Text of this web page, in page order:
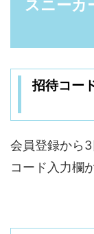
スニーカ
招待コー
会員登録から
コード入力欄